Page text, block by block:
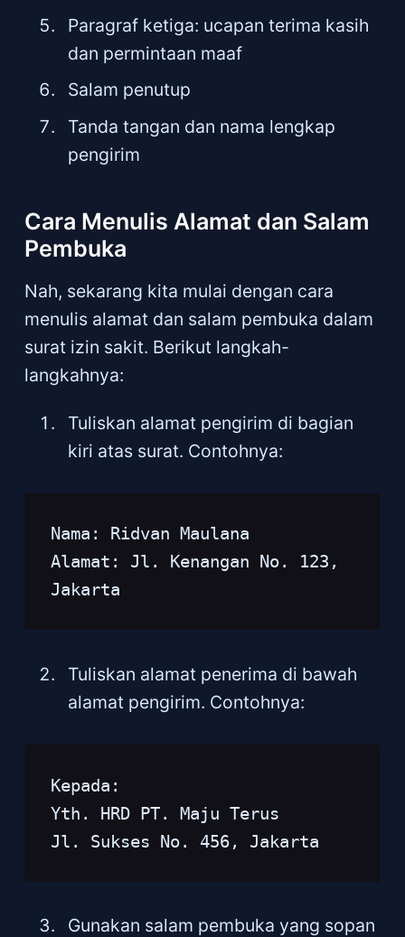
Paragraf ketiga: ucapan terima kasih
dan permintaan maaf
Salam penutup
Tanda tangan dan nama lengkap
pengirim
Cara Menulis Alamat dan Salam
Pembuka
Nah, sekarang kita mulai dengan cara
menulis alamat dan salam pembuka dalam
surat izin sakit. Berikut langkah-
langkahnya:
Tuliskan alamat pengirim di bagian
kiri atas surat. Contohnya:
Nama: Ridvan Maulana
Alamat: Jl. Kenangan No. 123,
Jakarta
Tuliskan alamat penerima di bawah
alamat pengirim. Contohnya:
Kepada:
Yth. HRD PT. Maju Terus
Jl. Sukses No. 456, Jakarta
Gunakan salam pembuka yang sopan